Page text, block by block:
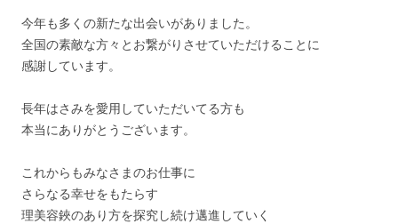
今年も多くの新たな出会いがありました。
全国の素敵な方々とお繋がりさせていただけることに
感謝しています。
長年はさみを愛用していただいてる方も
本当にありがとうございます。
これからもみなさまのお仕事に
さらなる幸せをもたらす
理美容鋏のあり方を探究し続け邁進していく